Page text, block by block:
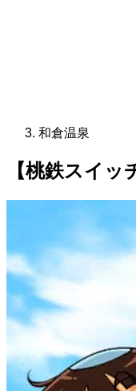
和倉温泉
【桃鉄スイ